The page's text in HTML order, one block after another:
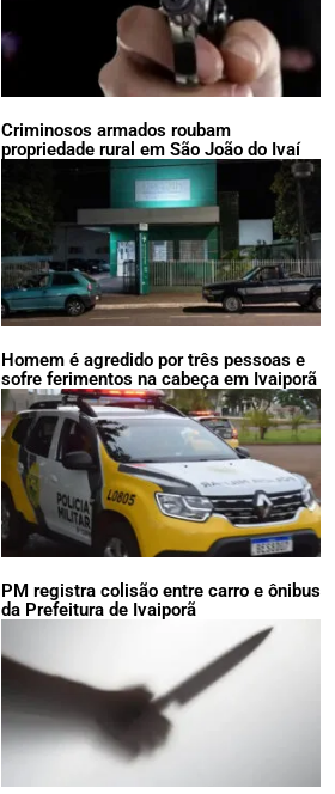
Criminosos armados roubam
propriedade rural em São João do Ivaí
Homem é agredido por três pessoas e
sofre ferimentos na cabeça em Ivaiporã
PM registra colisão entre carro e ônibus
da Prefeitura de Ivaiporã